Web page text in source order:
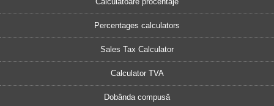
Percentages calculators
Sales Tax Calculator
Calculator TVA
Dobânda compusă